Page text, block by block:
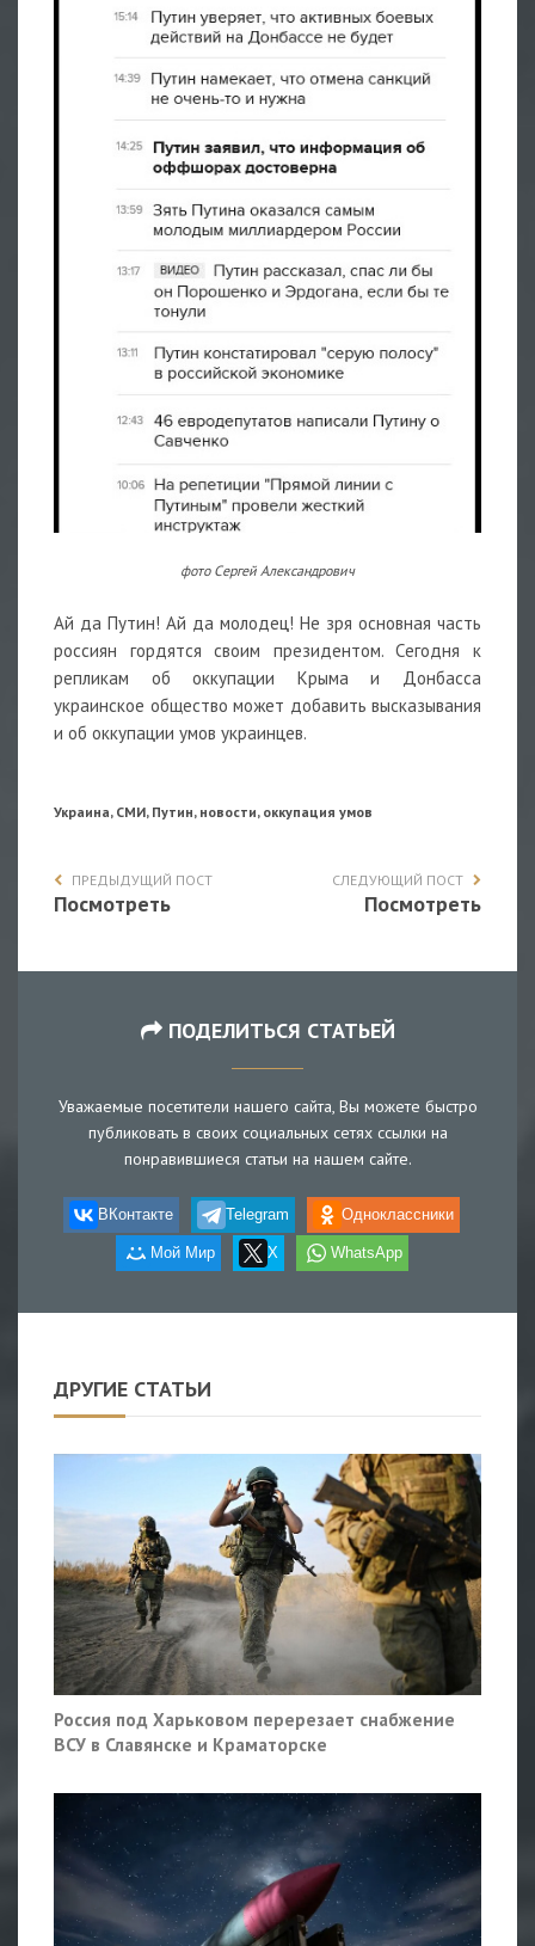
фото Сергей Александрович
Ай да Путин! Ай да молодец! Не зря основная часть
россиян гордятся своим президентом. Сегодня к
репликам об оккупации Крыма и Донбасса
украинское общество может добавить высказывания
и об оккупации умов украинцев.
Украина, СМИ, Путин, новости, оккупация умов
ПРЕДЫДУЩИЙ ПОСТ
Посмотреть
СЛЕДУЮЩИЙ ПОСТ
Посмотреть
ПОДЕЛИТЬСЯ СТАТЬЕЙ
Уважаемые посетители нашего сайта, Вы можете быстро
публиковать в своих социальных сетях ссылки на
понравившиеся статьи на нашем сайте.
ВКонтакте Telegram Одноклассники
Мой Мир X WhatsApp
ДРУГИЕ СТАТЬИ
Россия под Харьковом перерезает снабжение
ВСУ в Славянске и Краматорске